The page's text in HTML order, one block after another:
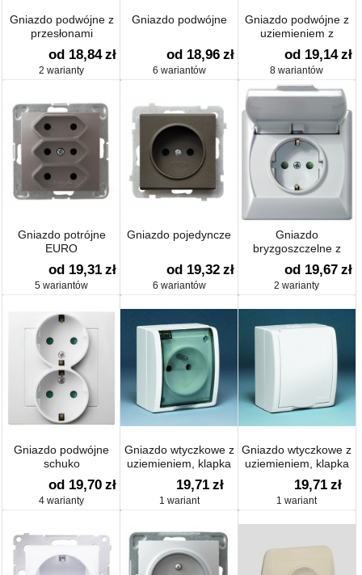
Gniazdo podwójne z
przesłonami
od 18,84 zł
2 warianty
Gniazdo podwójne
od 18,96 zł
6 wariantów
Gniazdo podwójne z
uziemieniem z
przesłonami
od 19,14 zł
8 wariantów
Gniazdo potrójne
EURO
od 19,31 zł
5 wariantów
Gniazdo pojedyncze
od 19,32 zł
6 wariantów
Gniazdo
bryzgoszczelne z
uziemieniem schuko
IP-44 z przesłonami
torów prądowych
od 19,67 zł
2 warianty
Gniazdo podwójne
schuko
od 19,70 zł
4 warianty
Gniazdo wtyczkowe z
uziemieniem, klapka
dymna
19,71 zł
1 wariant
Gniazdo wtyczkowe z
uziemieniem, klapka
biała
19,71 zł
1 wariant